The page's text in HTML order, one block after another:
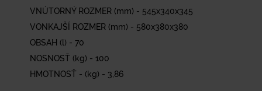
VNÚTORNÝ ROZMER (mm) - 545x340x345
VONKAJŠÍ ROZMER (mm) - 580x380x380
OBSAH (l) - 70
NOSNOSŤ (kg) - 100
HMOTNOSŤ - (kg) - 3,86